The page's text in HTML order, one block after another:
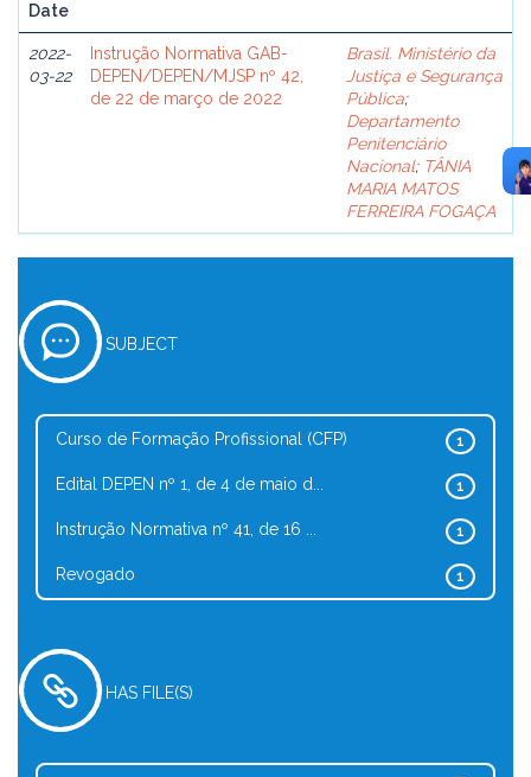
Date
2022-
03-22
Instrução Normativa GAB-
DEPEN/DEPEN/MJSP nº 42,
de 22 de março de 2022
Brasil. Ministério da
Justiça e Segurança
Pública;
Departamento
Penitenciário
Nacional; TÂNIA
MARIA MATOS
FERREIRA FOGAÇA
SUBJECT
1
Curso de Formação Profissional (CFP)
1
Edital DEPEN nº 1, de 4 de maio d...
1
Instrução Normativa nº 41, de 16 ...
1
Revogado
HAS FILE(S)